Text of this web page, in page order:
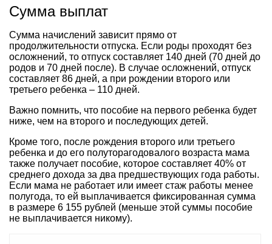
Сумма выплат
Сумма начислений зависит прямо от
продолжительности отпуска. Если роды проходят без
осложнений, то отпуск составляет 140 дней (70 дней до
родов и 70 дней после). В случае осложнений, отпуск
составляет 86 дней, а при рождении второго или
третьего ребенка – 110 дней.
Важно помнить, что пособие на первого ребенка будет
ниже, чем на второго и последующих детей.
Кроме того, после рождения второго или третьего
ребенка и до его полуторагодовалого возраста мама
также получает пособие, которое составляет 40% от
среднего дохода за два предшествующих года работы.
Если мама не работает или имеет стаж работы менее
полугода, то ей выплачивается фиксированная сумма
в размере 6 155 рублей (меньше этой суммы пособие
не выплачивается никому).